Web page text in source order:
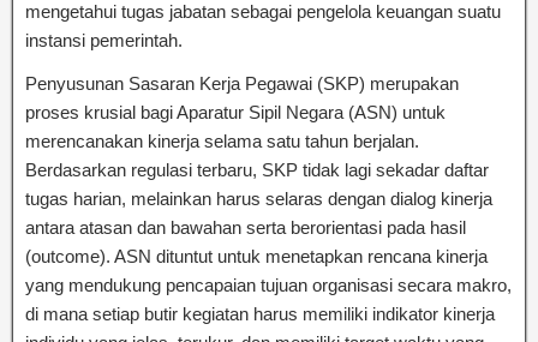
mengetahui tugas jabatan sebagai pengelola keuangan suatu
instansi pemerintah.
Penyusunan Sasaran Kerja Pegawai (SKP) merupakan
proses krusial bagi Aparatur Sipil Negara (ASN) untuk
merencanakan kinerja selama satu tahun berjalan.
Berdasarkan regulasi terbaru, SKP tidak lagi sekadar daftar
tugas harian, melainkan harus selaras dengan dialog kinerja
antara atasan dan bawahan serta berorientasi pada hasil
(outcome). ASN dituntut untuk menetapkan rencana kinerja
yang mendukung pencapaian tujuan organisasi secara makro,
di mana setiap butir kegiatan harus memiliki indikator kinerja